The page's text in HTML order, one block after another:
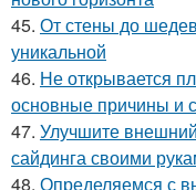
45. От стены до
уникальной
46. Не открывается
основные причины и
47. Улучшите
сайдинга своими
48. Определяемся с